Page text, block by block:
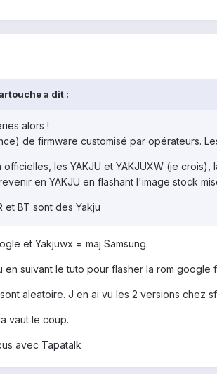
a dit :
alors !
de firmware customisé par opérateurs.
les YAKJU et YAKJUXW (je
en YAKJU en flashant l'image stock
et BT sont des Yakju
et Yakjuwx = maj Samsung.
en suivant le tuto pour flasher la rom
aleatoire. J en ai vu les 2 versions chez
vaut le coup.
avec Tapatalk